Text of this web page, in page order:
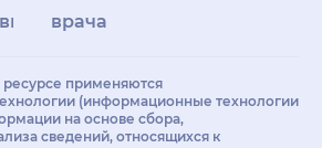
врачам
применяются
(информационные технологии
на основе сбора,
сведений, относящихся к